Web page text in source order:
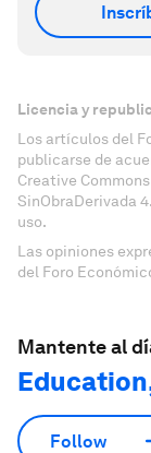
Licencia y
Los artículos del
publicarse de
Creative
SinObraDerivada
uso.
Las opiniones
del Foro
Mantente al
Follow